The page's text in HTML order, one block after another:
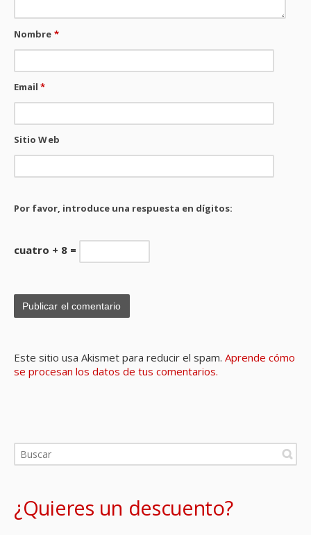
Nombre *
Email*
Sitio Web
Por favor, introduce una respuesta en dígitos:
cuatro + 8 =
Este sitio usa Akismet para reducir el spam. Aprende cómo
se procesan los datos de tus comentarios.
¿Quieres un descuento?